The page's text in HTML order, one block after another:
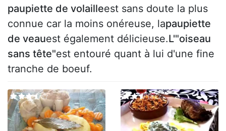
paupiette de volailleest sans doute la plus
connue car la moins onéreuse, lapaupiette
de veauest également délicieuse.L'"oiseau
sans tête"est entouré quant à lui d'une fine
tranche de boeuf.